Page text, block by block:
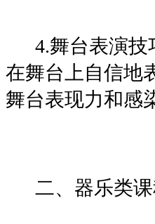
4.舞台表演技
在舞台上自信地
舞台表现力和感
二、器乐类课